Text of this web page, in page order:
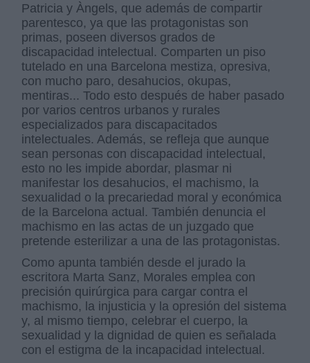
Patricia y Àngels, que además de compartir
parentesco, ya que las protagonistas son
primas, poseen diversos grados de
discapacidad intelectual. Comparten un piso
tutelado en una Barcelona mestiza, opresiva,
con mucho paro, desahucios, okupas,
mentiras... Todo esto después de haber pasado
por varios centros urbanos y rurales
especializados para discapacitados
intelectuales. Además, se refleja que aunque
sean personas con discapacidad intelectual,
esto no les impide abordar, plasmar ni
manifestar los desahucios, el machismo, la
sexualidad o la precariedad moral y económica
de la Barcelona actual. También denuncia el
machismo en las actas de un juzgado que
pretende esterilizar a una de las protagonistas.
Como apunta también desde el jurado la
escritora Marta Sanz, Morales emplea con
precisión quirúrgica para cargar contra el
machismo, la injusticia y la opresión del sistema
y, al mismo tiempo, celebrar el cuerpo, la
sexualidad y la dignidad de quien es señalada
con el estigma de la incapacidad intelectual.